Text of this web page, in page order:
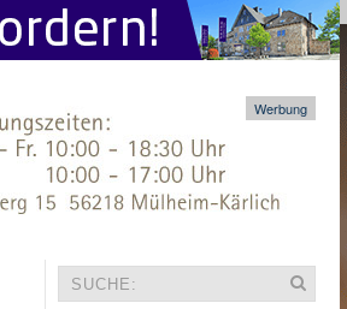
Werbung